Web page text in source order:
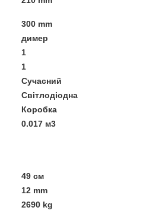
300 mm
димер
1
1
Сучасний
Світлодіодна
Коробка
0.017 м3
49 см
12 mm
2690 kg